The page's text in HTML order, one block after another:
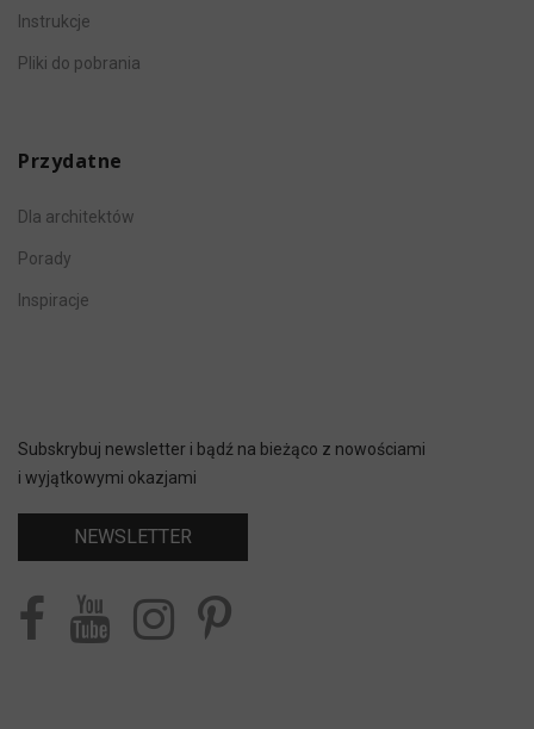
Instrukcje
Pliki do pobrania
Przydatne
Dla architektów
Porady
Inspiracje
Subskrybuj newsletter i bądź na bieżąco z nowościami
i wyjątkowymi okazjami
NEWSLETTER